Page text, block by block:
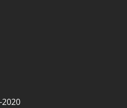
2020